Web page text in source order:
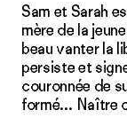
Sam et Sarah
mère de la
beau vanter la
persiste et
couronnée de
formé… Naître